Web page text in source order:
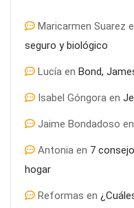
Última llamada: los
para este agosto, según
Maricarmen Suarez
seguro y biológico
Lucía en Bond,
Isabel Góngora en
Jaime Bondadoso en
Antonia en 7
hogar
Reformas en